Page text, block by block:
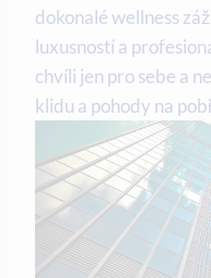
dokonalé wellness
luxusností a
chvíli jen pro sebe a
klidu a pohody na